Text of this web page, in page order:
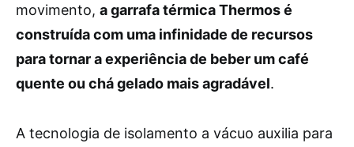
movimento, a garrafa térmica Thermos é
construída com uma infinidade de recursos
para tornar a experiência de beber um café
quente ou chá gelado mais agradável.
A tecnologia de isolamento a vácuo auxilia para